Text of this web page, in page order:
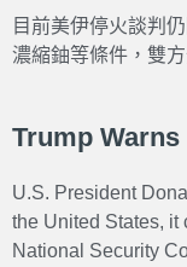
目前美伊停火談判
濃縮鈾等條件，雙
Trump
U.S. President
the United States, it
National Security